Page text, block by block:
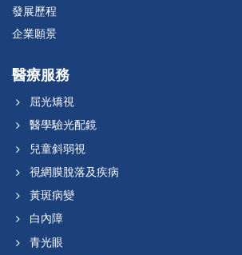
發展歷程
企業願景
醫療服務
屈光矯視
醫學驗光配鏡
兒童斜弱視
視網膜脫落及疾病
黃斑病變
白內障
青光眼